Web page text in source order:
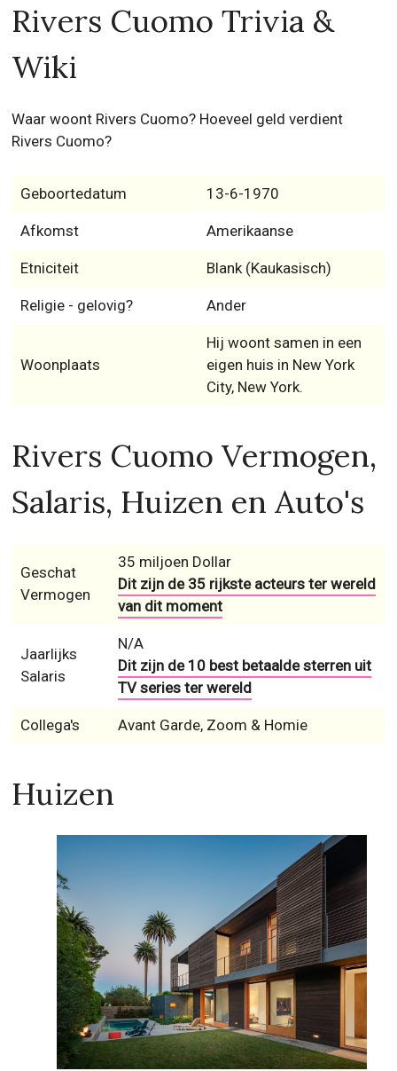
Rivers Cuomo Trivia &
Wiki
Waar woont Rivers Cuomo? Hoeveel geld verdient
Rivers Cuomo?
Geboortedatum 13-6-1970
Afkomst Amerikaanse
Etniciteit Blank (Kaukasisch)
Religie - gelovig? Ander
Woonplaats
Hij woont samen in een
eigen huis in New York
City, New York.
Rivers Cuomo Vermogen,
Salaris, Huizen en Auto's
Geschat
Vermogen
35 miljoen Dollar
Dit zijn de 35 rijkste acteurs ter wereld
van dit moment
Jaarlijks
Salaris
N/A
Dit zijn de 10 best betaalde sterren uit
TV series ter wereld
Collega's Avant Garde, Zoom & Homie
Huizen